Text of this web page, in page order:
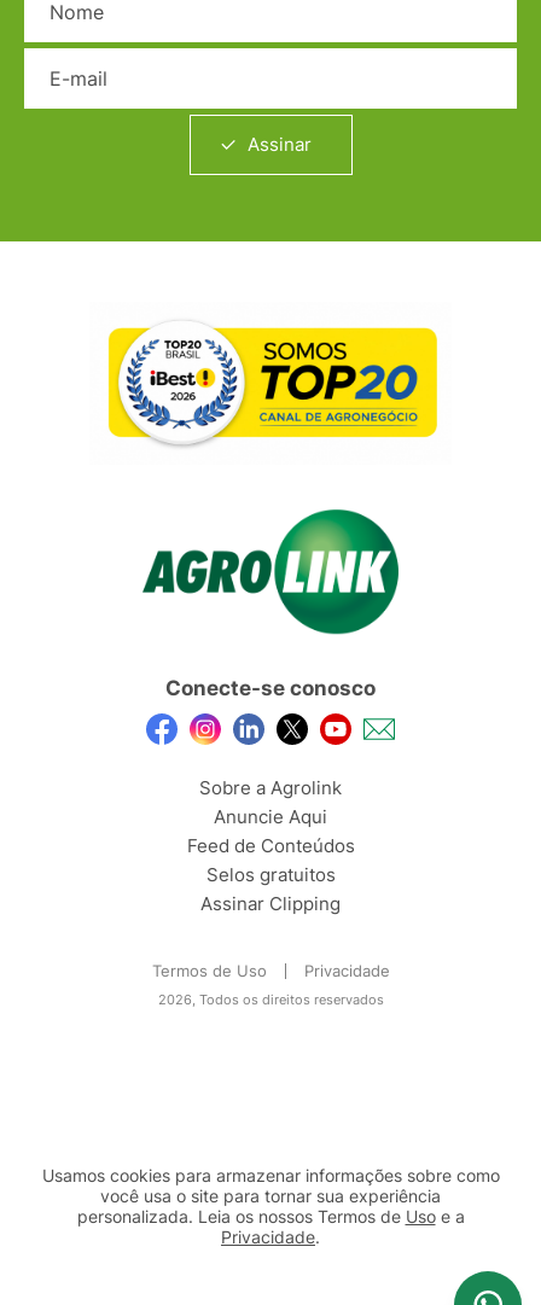
Assinar
Conecte-se conosco
Sobre a Agrolink
Anuncie Aqui
Feed de Conteúdos
Selos gratuitos
Assinar Clipping
Termos de Uso Privacidade
2026, Todos os direitos reservados
Usamos cookies para armazenar informações sobre como
você usa o site para tornar sua experiência
personalizada. Leia os nossos Termos de Usoe a
Privacidade.